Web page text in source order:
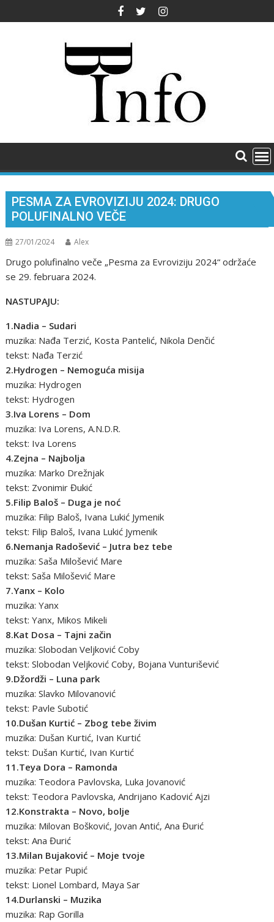
to
PESMA ZA EVROVIZIJU 2024: DRUGO
POLUFINALNO VEČE
27/01/2024 Alex
Drugo polufinalno veče „Pesma za Evroviziju 2024“ održaće
se 29. februara 2024.
NASTUPAJU:
1.Nadia – Sudari
muzika: Nađa Terzić, Kosta Pantelić, Nikola Denčić
tekst: Nađa Terzić
2.Hydrogen – Nemoguća misija
muzika: Hydrogen
tekst: Hydrogen
3.Iva Lorens – Dom
muzika: Iva Lorens, A.N.D.R.
tekst: Iva Lorens
4.Zejna – Najbolja
muzika: Marko Drežnjak
tekst: Zvonimir Đukić
5.Filip Baloš – Duga je noć
muzika: Filip Baloš, Ivana Lukić Jymenik
tekst: Filip Baloš, Ivana Lukić Jymenik
6.Nemanja Radošević – Jutra bez tebe
muzika: Saša Milošević Mare
tekst: Saša Milošević Mare
7.Yanx – Kolo
muzika: Yanx
tekst: Yanx, Mikos Mikeli
8.Kat Dosa – Tajni začin
muzika: Slobodan Veljković Coby
tekst: Slobodan Veljković Coby, Bojana Vunturišević
9.Džordži – Luna park
muzika: Slavko Milovanović
tekst: Pavle Subotić
10.Dušan Kurtić – Zbog tebe živim
muzika: Dušan Kurtić, Ivan Kurtić
tekst: Dušan Kurtić, Ivan Kurtić
11.Teya Dora – Ramonda
muzika: Teodora Pavlovska, Luka Jovanović
tekst: Teodora Pavlovska, Andrijano Kadović Ajzi
12.Konstrakta – Novo, bolje
muzika: Milovan Bošković, Jovan Antić, Ana Đurić
tekst: Ana Đurić
13.Milan Bujaković – Moje tvoje
muzika: Petar Pupić
tekst: Lionel Lombard, Maya Sar
14.Durlanski – Muzika
muzika: Rap Gorilla